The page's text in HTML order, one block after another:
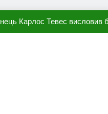
Карлос Тевес висловив